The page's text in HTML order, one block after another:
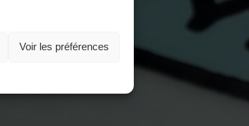
Voir les préférences